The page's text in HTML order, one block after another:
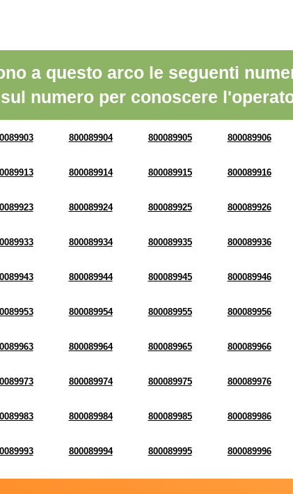
a questo arco le seguenti
numero per conoscere
800089904 800089905 800089906
800089914 800089915 800089916
800089924 800089925 800089926
800089934 800089935 800089936
800089944 800089945 800089946
800089954 800089955 800089956
800089964 800089965 800089966
800089974 800089975 800089976
800089984 800089985 800089986
800089994 800089995 800089996